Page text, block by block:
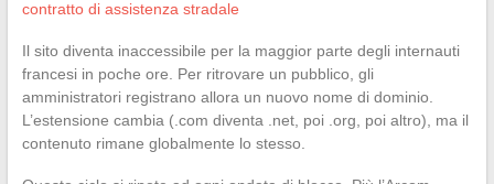
contratto di assistenza stradale
Il sito diventa inaccessibile per la maggior parte degli internauti
francesi in poche ore. Per ritrovare un pubblico, gli
amministratori registrano allora un nuovo nome di dominio.
L’estensione cambia (.com diventa .net, poi .org, poi altro), ma il
contenuto rimane globalmente lo stesso.